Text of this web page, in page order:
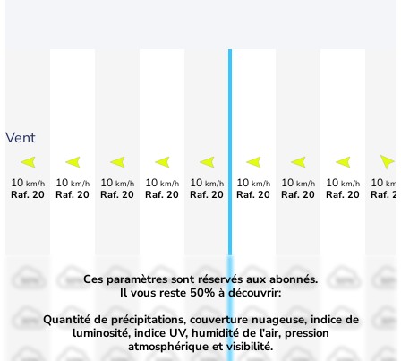
Vent
10 km/h
Raf. 20
10 km/h
Raf. 20
10 km/h
Raf. 20
10 km/h
Raf. 20
10 km/h
Raf. 20
10 km/h
Raf. 20
10 km/h
Raf. 20
10 km/h
Raf. 20
10
Raf.
50%
30%
50%
30%
50%
30%
50%
30%
50%
30%
50%
30%
50%
30%
Ces paramètres sont réservés aux abonnés.
Il vous reste 50% à découvrir:
Quantité de précipitations, couverture nuageuse, indice de
luminosité, indice UV, humidité de l'air, pression
atmosphérique et visibilité.